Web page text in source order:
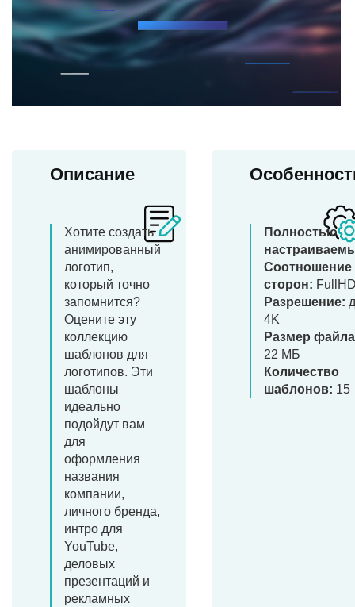
Описание
Хотите создать
анимированный
логотип,
который точно
запомнится?
Оцените эту
коллекцию
шаблонов для
логотипов. Эти
шаблоны
идеально
подойдут вам
для
оформления
названия
компании,
личного бренда,
интро для
YouTube,
деловых
презентаций и
рекламных
Полностью
Соотношение
сторон:
Разрешение:
4K
Размер
22 МБ
Количество
шаблонов: 15